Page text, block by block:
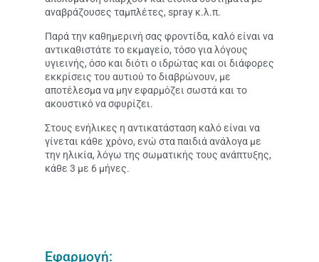
αναβράζουσες ταμπλέτες, spray κ.λ.π.
Παρά την καθημερινή σας φροντίδα, καλό είναι να
αντικαθιστάτε το εκμαγείο, τόσο για λόγους
υγιεινής, όσο και διότι ο ιδρώτας και οι διάφορες
εκκρίσεις του αυτιού το διαβρώνουν, με
αποτέλεσμα να μην εφαρμόζει σωστά και το
ακουστικό να σφυρίζει.
Στους ενήλικες η αντικατάσταση καλό είναι να
γίνεται κάθε χρόνο, ενώ στα παιδιά ανάλογα με
την ηλικία, λόγω της σωματικής τους ανάπτυξης,
κάθε 3 με 6 μήνες.
Εφαρμογή: